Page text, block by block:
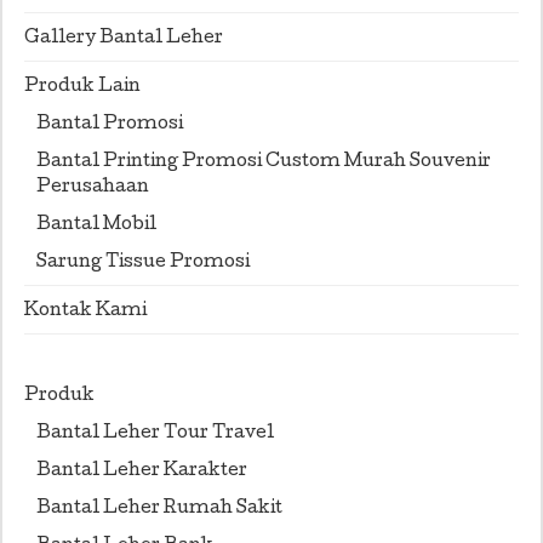
Gallery Bantal Leher
Produk Lain
Bantal Promosi
Bantal Printing Promosi Custom Murah Souvenir
Perusahaan
Bantal Mobil
Sarung Tissue Promosi
Kontak Kami
Produk
Bantal Leher Tour Travel
Bantal Leher Karakter
Bantal Leher Rumah Sakit